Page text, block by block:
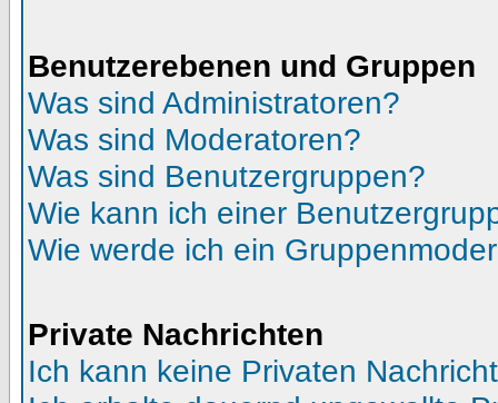
Benutzerebenen und Gruppen
Was sind Administratoren?
Was sind Moderatoren?
Was sind Benutzergruppen?
Wie kann ich einer
Wie werde ich ein
Private Nachrichten
Ich kann keine Privaten